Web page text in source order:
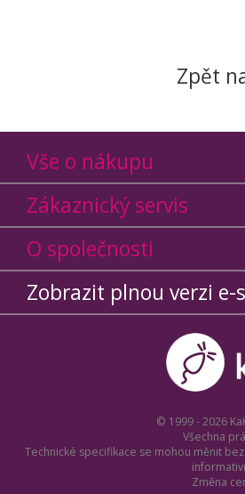
Zpět
Vše o nákupu
Zákaznický servis
O společnosti
Zobrazit plnou verzi e-
© 1999 - 2026
Všechna
Technické specifikace se mohou měnit
Změna